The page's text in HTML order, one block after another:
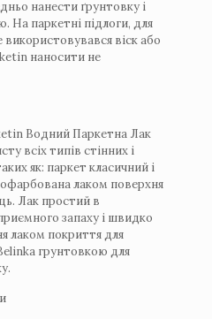
нанести ґрунтовку і
На паркетні підлоги, для
віск або
наносити не
Водний Паркетна Лак
всіх типів стінних і
як: паркет класичний і
лаком поверхня
Лак простий в
запаху і швидко
лаком покриття для
грунтовкою для